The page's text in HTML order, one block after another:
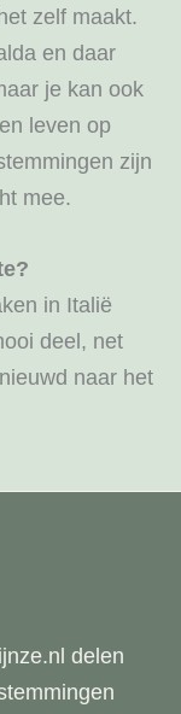
zelf maakt.
en daar
je kan ook
leven op
zijn
mee.
in Italië
deel, net
naar het
delen